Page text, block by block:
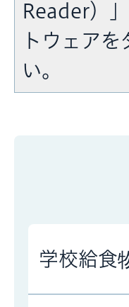
Reader）
トウェア
い。
学校給食